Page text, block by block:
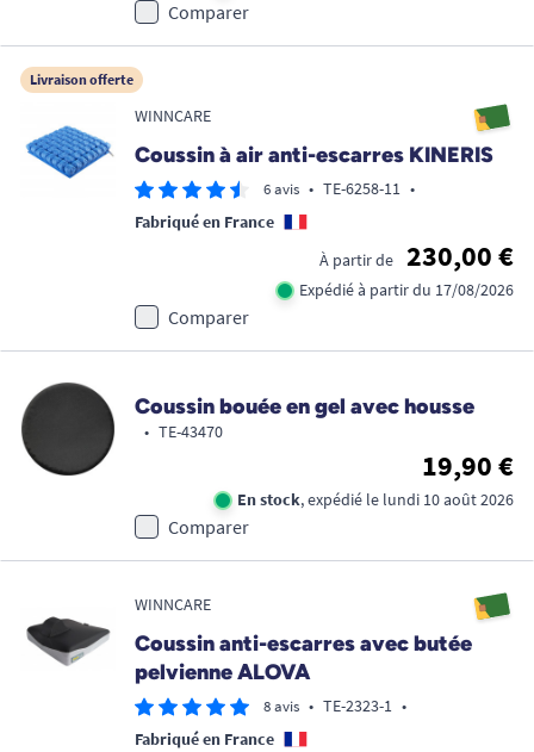
Comparer
Livraison offerte
WINNCARE
Coussin à air anti-escarres KINERIS
6 avis • TE-6258-11 •
Fabriqué en France
À partir de
230,00 €
Expédié à partir du 17/08/2026
Comparer
Coussin bouée en gel avec housse
• TE-43470
19,90 €
En stock, expédié le lundi 10 août 2026
Comparer
WINNCARE
Coussin anti-escarres avec butée
pelvienne ALOVA
8 avis • TE-2323-1 •
Fabriqué en France